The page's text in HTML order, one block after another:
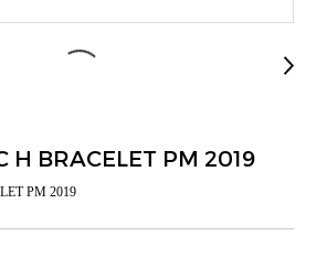
H BRACELET PM 2019
PM 2019